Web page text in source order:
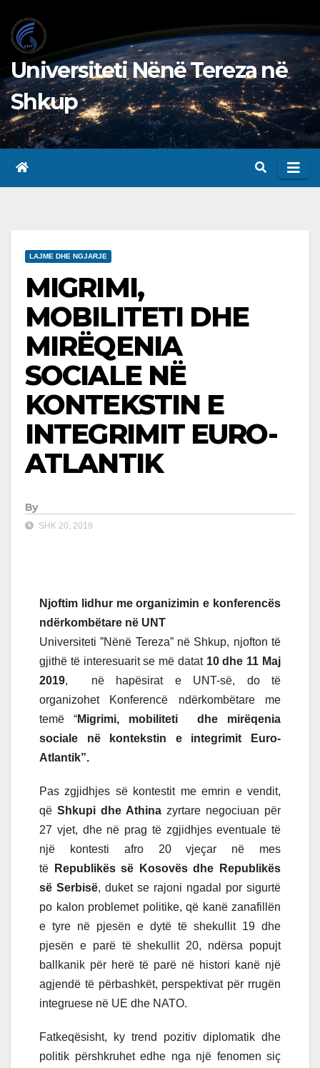
to
content
Universiteti Nënë Tereza në
Shkup
LAJME DHE NGJARJE
MIGRIMI,
MOBILITETI DHE
MIRËQENIA
SOCIALE NË
KONTEKSTIN E
INTEGRIMIT EURO-
ATLANTIK
By
SHK 20, 2019
Njoftim lidhur me organizimin e konferencës
ndërkombëtare në UNT
Universiteti ”Nënë Tereza” në Shkup, njofton të
gjithë të interesuarit se më datat 10 dhe 11 Maj
2019, në hapësirat e UNT-së, do të
organizohet Konferencë ndërkombëtare me
temë “Migrimi, mobiliteti dhe mirëqenia
sociale në kontekstin e integrimit Euro-
Atlantik”.
Pas zgjidhjes së kontestit me emrin e vendit,
që Shkupi dhe Athina zyrtare negociuan për
27 vjet, dhe në prag të zgjidhjes eventuale të
një kontesti afro 20 vjeçar në mes
të
Republikës së Kosovës dhe Republikës
së Serbisë, duket se rajoni ngadal por sigurtë
po kalon problemet politike, që kanë zanafillën
e tyre në pjesën e dytë të shekullit 19 dhe
pjesën e parë të shekullit 20, ndërsa popujt
ballkanik për herë të parë në histori kanë një
agjendë të përbashkët, perspektivat për rrugën
integruese në UE dhe NATO.
Fatkeqësisht, ky trend pozitiv diplomatik dhe
politik përshkruhet edhe nga një fenomen siç